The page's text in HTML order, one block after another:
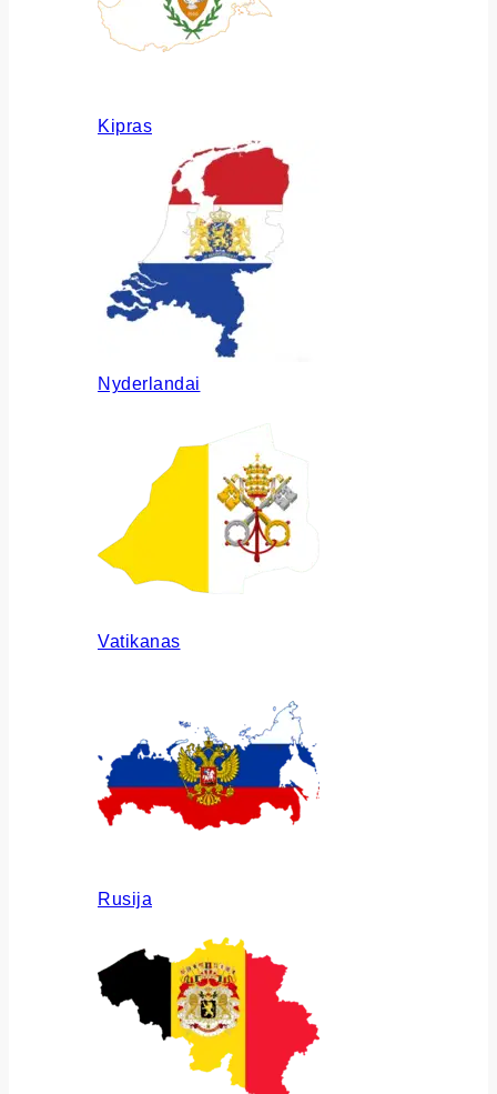
Kipras
Nyderlandai
Vatikanas
Rusija